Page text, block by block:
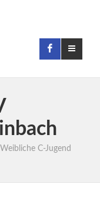
Weibliche C-Jugend